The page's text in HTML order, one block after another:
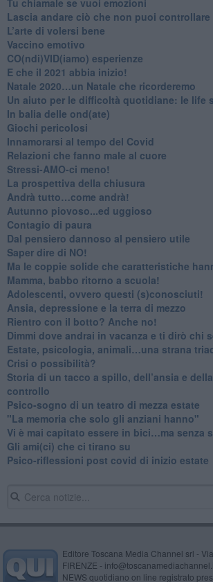
​Lascia andare ciò che non puoi controllare
L’arte di volersi bene
​Vaccino emotivo
CO(ndi)VID(iamo) esperienze
​E che il 2021 abbia inizio!
​Natale 2020…un Natale che ricorderemo
Un aiuto per le difficoltà quotidiane: le life
​In balia delle ond(ate)
Giochi pericolosi
Innamorarsi al tempo del Covid
​Relazioni che fanno male al cuore
​Stressi-AMO-ci meno!
​La prospettiva della chiusura
​Andrà tutto…come andrà!
Autunno piovoso...ed uggioso
​Contagio di paura
​Dal pensiero dannoso al pensiero utile
​Saper dire di NO!
​Ma le coppie solide che caratteristiche
​Mamma, babbo ritorno a scuola!
Adolescenti, ovvero questi (s)conosciuti!
Ansia, depressione e la terra di mezzo
​Rientro con il botto? Anche no!
Dimmi dove andrai in vacanza e ti dirò chi
​Estate, psicologia, animali…una strana
​Crisi o possibilità?
​Storia di un tacco a spillo, dell’ansia e
controllo
​Psico-sogno di un teatro di mezza estate
"La memoria che solo gli anziani hanno"
​Vi è mai capitato essere in bici…ma senza
​Gli ami(ci) che ci tirano su
Psico-riflessioni post covid di inizio estate
Editore Toscana Media Channel srl -
FIRENZE -
NEWS quotidiano on line registrato